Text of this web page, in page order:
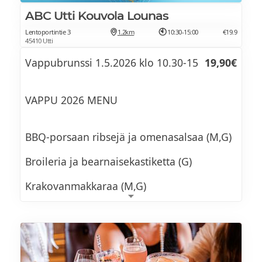
Porkkalaa & limeaiolia Veg, o
Veg)
Papu-fetasalaattia Veg, G
pähkinäsalsaa Veg, G
Hedelmäistä kukkakaalisalaattia Veg, G
ABC Utti Kouvola Lounas
Lentoportintie 3
45410 Utti
1.2km 10:30-15:00 €19.9
Vappubrunssi 1.5.2026 klo 10.30-15 19,90€
VAPPU 2026 MENU
BBQ-porsaan ribsejä ja omenasalsaa (M,G)
Broileria ja bearnaisekastiketta (G)
Krakovanmakkaraa (M,G)
Maukasta braatvurstia (M,G)
Rapeita kananugetteja (M)